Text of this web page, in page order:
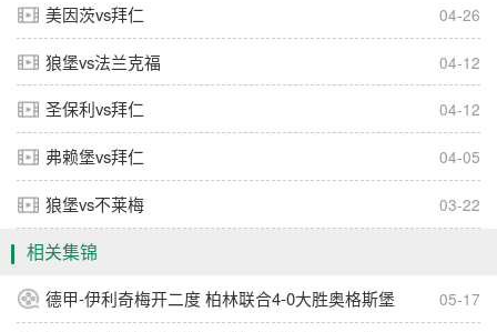
美因茨vs拜仁 04-26
狼堡vs法兰克福 04-12
圣保利vs拜仁 04-12
弗赖堡vs拜仁 04-05
狼堡vs不莱梅 03-22
相关集锦
德甲-伊利奇梅开二度 柏林联合4-0大胜奥格斯堡 05-17